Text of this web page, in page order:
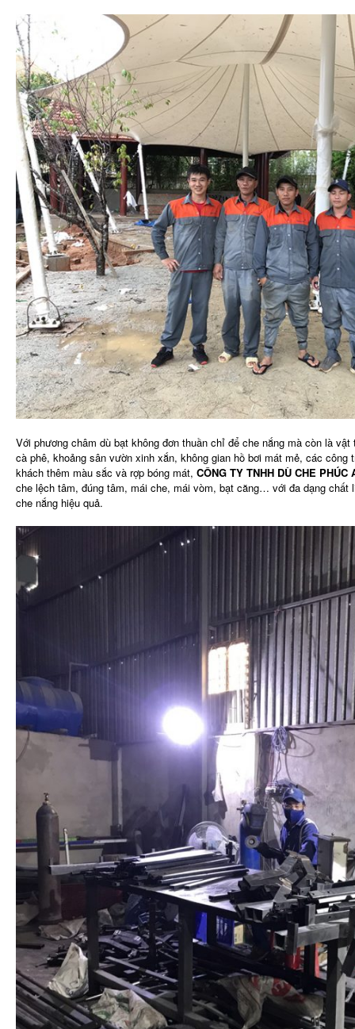
Với phương châm dù bạt không đơn thuần chỉ để che nắng mà còn là
cà phê, khoảng sân vườn xinh xắn, không gian hồ bơi mát mẻ, các
khách thêm màu sắc và rợp bóng mát, CÔNG TY TNHH DÙ CHE PHÚC
che lệch tâm, đúng tâm, mái che, mái vòm, bạt căng… với đa dạng chất
che nắng hiệu quả.